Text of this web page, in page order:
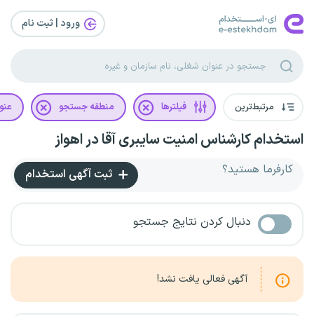
ورود | ثبت‌ نام
مرتبط‌ترین فیلترها منطقه جستجو
استخدام کارشناس امنیت سایبری آقا در اهواز
کارفرما هستید؟ ثبت آگهی استخدام
دنبال کردن نتایج جستجو
آگهی فعالی یافت نشد!